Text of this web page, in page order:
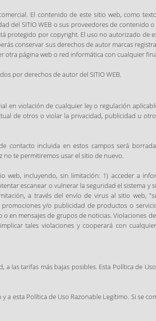
El contenido de este sitio web, como
del SITIO WEB o sus proveedores de contenido o
protegido por copyright. El uso no autorizado de
conservar sus derechos de autor marcas
otra página web o red informática con cualquier
por derechos de autor del SITIO WEB.
en violación de cualquier ley o regulación
de otros o violar la privacidad, publicidad u
incluida en estos campos será
no te permitiremos usar el sitio de nuevo.
web, incluyendo, sin limitación: 1) acceder a
escanear o vulnerar la seguridad el sistema y
a través del envío de virus al sitio web,
y/o publicidad de productos o
en mensajes de grupos de noticias. Violaciones
tales violaciones y cooperará con
las tarifas más bajas posibles. Esta Política de
a esta Política de Uso Razonable Legítimo. Si se